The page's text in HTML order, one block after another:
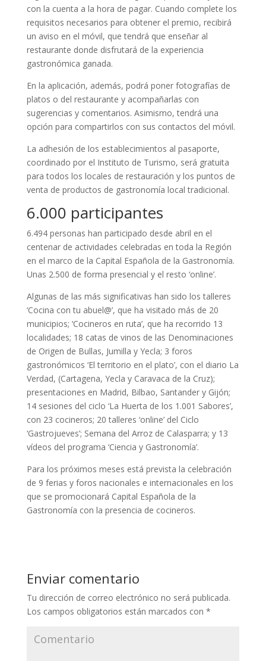
con la cuenta a la hora de pagar. Cuando complete los
requisitos necesarios para obtener el premio, recibirá
un aviso en el móvil, que tendrá que enseñar al
restaurante donde disfrutará de la experiencia
gastronómica ganada.
En la aplicación, además, podrá poner fotografías de
platos o del restaurante y acompañarlas con
sugerencias y comentarios. Asimismo, tendrá una
opción para compartirlos con sus contactos del móvil.
La adhesión de los establecimientos al pasaporte,
coordinado por el Instituto de Turismo, será gratuita
para todos los locales de restauración y los puntos de
venta de productos de gastronomía local tradicional.
6.000 participantes
6.494 personas han participado desde abril en el
centenar de actividades celebradas en toda la Región
en el marco de la Capital Española de la Gastronomía.
Unas 2.500 de forma presencial y el resto ‘online’.
Algunas de las más significativas han sido los talleres
‘Cocina con tu abuel@’, que ha visitado más de 20
municipios; ‘Cocineros en ruta’, que ha recorrido 13
localidades; 18 catas de vinos de las Denominaciones
de Origen de Bullas, Jumilla y Yecla; 3 foros
gastronómicos ‘El territorio en el plato’, con el diario La
Verdad, (Cartagena, Yecla y Caravaca de la Cruz);
presentaciones en Madrid, Bilbao, Santander y Gijón;
14 sesiones del ciclo ‘La Huerta de los 1.001 Sabores’,
con 23 cocineros; 20 talleres ‘online’ del Ciclo
‘Gastrojueves’; Semana del Arroz de Calasparra; y 13
vídeos del programa ‘Ciencia y Gastronomía’.
Para los próximos meses está prevista la celebración
de 9 ferias y foros nacionales e internacionales en los
que se promocionará Capital Española de la
Gastronomía con la presencia de cocineros.
Enviar comentario
Tu dirección de correo electrónico no será publicada.
Los campos obligatorios están marcados con *